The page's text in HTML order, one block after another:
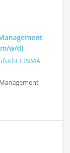
w/d)
FINMA